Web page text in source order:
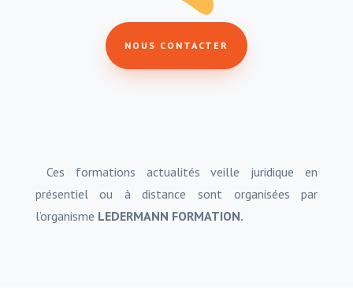
NOUS CONTACTER
Ces formations actualités veille juridique en
présentiel ou à distance sont organisées par
l’organisme LEDERMANN FORMATION.